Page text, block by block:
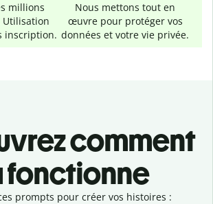
millions
inscription.
Nous mettons tout en
œuvre pour protéger vos
données et votre vie privée.
comment
fonctionne
prompts pour créer vos histoires :